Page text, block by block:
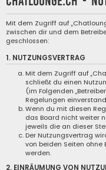
Mit dem Zugriff auf
zwischen dir und dem
geschlossen:
1. NUTZUNGSVERTRAG
Mit dem Zugriff auf
schließt du einen
(im Folgenden
Regelungen
Wenn du mit diesen
das Board nicht weiter
jeweils die an dieser
Der Nutzungsvertrag
von beiden Seiten
werden.
2. EINRÄUMUNG VON